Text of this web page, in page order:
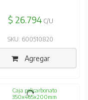
$ 26.794C/U
SKU: 600510820
Agregar